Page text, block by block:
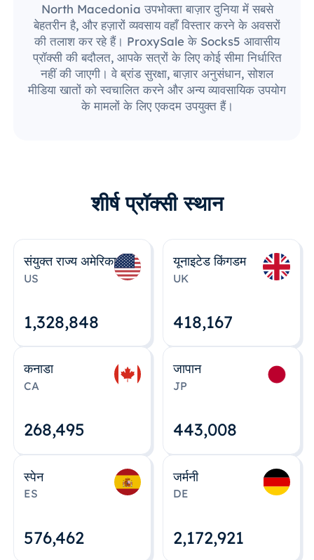
North Macedonia उपभोक्ता बाज़ार दुनिया में सबसे
बेहतरीन है, और हज़ारों व्यवसाय वहाँ विस्तार करने के अवसरों
की तलाश कर रहे हैं। ProxySale के Socks5 आवासीय
प्रॉक्सी की बदौलत, आपके सत्रों के लिए कोई सीमा निर्धारित
नहीं की जाएगी। वे ब्रांड सुरक्षा, बाज़ार अनुसंधान, सोशल
मीडिया खातों को स्वचालित करने और अन्य व्यावसायिक उपयोग
के मामलों के लिए एकदम उपयुक्त हैं।
शीर्ष प्रॉक्सी स्थान
संयुक्त राज्य अमेरिका
US
1,328,848
यूनाइटेड किंगडम
UK
418,167
कनाडा
CA
268,495
जापान
JP
443,008
स्पेन
ES
576,463
जर्मनी
DE
2,172,922